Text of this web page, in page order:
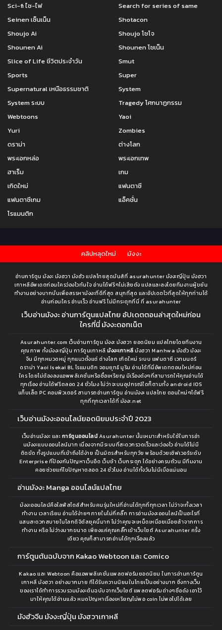
Sci-fi ไซ-ไฟ
Search for series of same
Seinen เซ็นเน็น
Shotacon
Shoujo Ai
Shoujo โชโจ
Shounen Ai
Shounen โชเน็น
Slice of Life ชีวิตประจำวัน
Smut
Sports
Super
Supernatural เหนือธรรมชาติ
System
System ระบบ
Tragedy โศกนาฏกรรม
Webtoons
Yaoi
Yuri
Zombies
ดราม่า
ต่างโลก
พระเอกหล่อ
พระเอกเทพ
ฮาเร็ม
เกม
เกิดใหม่
แฟนตาซี
แฟนตาซีเกม
แอ็คชั่น
โรแมนติก
คลิปหลุดใหม่ มังงะ
อ่านการ์ตูน มังงะ มังฮวา มังฮัว แปลไทยสุดมันส์ที่ asurahunter มังงะญี่ปุ่น มังฮวา
เกาหลีอัพเดตก่อนใครว่องไวทันใจ อ่านได้ฟรีๆไม่เสียตัง แปลและลงโดยทีมงานผู้ขยัน
ทำงานอย่างบากบั่นเพื่อสรรหามังงะที่ดีที่สุด สนุกที่สุด และอัปเดตไวที่สุดให้ทุกท่านได้
อ่านก่อนใคร อ่านเร็ว อ่านฟรี ไม่มีกระตุกที่นี่ ที่ asurahunter
เว็บอ่านมังงะ อ่านการ์ตูนแปลไทย อัปเดตตอนล่าสุดใหม่ก่อน
ใครที่นี่ มังงะดอทเน็ต
Asurahunter.com เว็บอ่านการ์ตูน มังงะ มังฮวา ยอดนิยม แปลไทยโดยทีมงาน
คุณภาพ ทั้งมังงะญี่ปุ่น การ์ตูนเกาหลีมังงะเกาหลี มังฮวา Manhwa มังฮัว มังงะ
จีน มีทุกหมวดหมู่ ทุกแนวตั้งแต่ ต่างโลก เกิดใหม่ ระบบ แฟนตาซี เวทมนตร์
ดราม่า Yaoi Isekai BL โรแมนติก จอมยุทธ์ มูริม อ่านได้ที่นี่อัพเดทตอนใหม่ก่อน
ใคร โดยไม่ต้องลงแอพพลิเคชั่นหรือซื้อเหรียญ มีเรื่องดังๆที่สามารถให้คุณอ่านได้
ทุกเรื่อง อ่านได้ฟรีตลอด 24 ชั่วโมง ไม่ว่าจะบนอุปกรณ์ใดก็ตามทั้ง android IOS
แท็บเล็ต PC คอมพิวเตอร์ สามารถอ่านการ์ตูน อ่านมังงะ แปลไทย ตอนใหม่ๆได้ฟรี
ทุกที่ทุกเวลาได้ที่ มังงะ.net
เว็บอ่านมังงะออนไลน์ยอดนิยมประจำปี 2023
เว็บอ่านมังงะ และ การ์ตูนออนไลน์Asurahunter นั้นเหมาะสำหรับใช้ในการอ่า
นมังงะแบบออนไลน์มาก เนื่องจากมีระบบที่สะดวกรวดเร็วและว่องไว อ่านได้ไม่มี
ติดขัด ทั้งรูปแบบที่เข้าถึงได้ง่าย เป็นมิตรสำหรับทุกวัย พร้อมด้วยเซิฟเวอร์ระดับ
Enterprise ที่ป้องกันปัญหาเว็บอืด เว็บช้า เว็บกระตุก ได้อย่างครบถ้วน มีทีมงาน
คอยช่วยแก้ไขปัญหาตลอด 24 ชั่วโมง อ่านได้ทั้งวันไม่มีเบื่อแน่นอน
อ่านมังงะ Manga ออนไลน์แปลไทย
ม้งงะออนไลน์คือไลฟ์สไตล์สำหรับคนรุ่นใหม่ที่อ่านได้ทุกที่ทุกเวลา ไม่ว่าจะทั้งเวลา
ทำงาน เวลาเรียน อ่านได้ง่ายๆภายในไม่กี่คลิ๊ก การอ่านมังงะออนไลน์เป็นอะไรที่
แสนสะดวกสบายในโลกดิจิตัลยุคนี้มาก ไม่ว่าคุณจะเหน็ดเหนื่อยเมื่อยล้าจากการ
ทำงาน หรือ ไม่ว่างมากขนาด เพียงแค่คุณคลิ๊กเข้าเว็บไซต์ Asurahunter ครั้ง
เดียว คุณก็สามารถอ่านได้ทุกเรื่องแล้ว
การ์ตูนต้นฉบับจาก Kakao Webtoon และ Comico
Kakao และ Webtoon คือแอพพลิเคชั่นแพลตฟอร์มยอดนิยม ในการอ่านการ์ตูน
เกาหลี มังฮวา อย่างมากมาย ทีได้รับความนิยมในไทยเป็นอย่างมาก ซึ่งทางเว็บ
ของเราได้ทำการรวบรวมมังงะต้นฉบับจากเว็บไซต์ แพลตฟอร์มต่างๆชื่อดัง เอาไว้
มาให้คุณได้อ่านแล้ว หมดปัญหาเรื่องเหรียญไม่พอ coin ไม่พอไปได้เลย
มังฮัวจีน มังงะญี่ปุ่น มังฮวาเกาหลี